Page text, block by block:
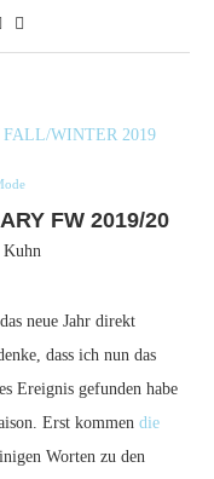
FW 2019/20
Kuhn
neue Jahr direkt
dass ich nun das
Ereignis gefunden habe
Erst kommen die
Worten zu den